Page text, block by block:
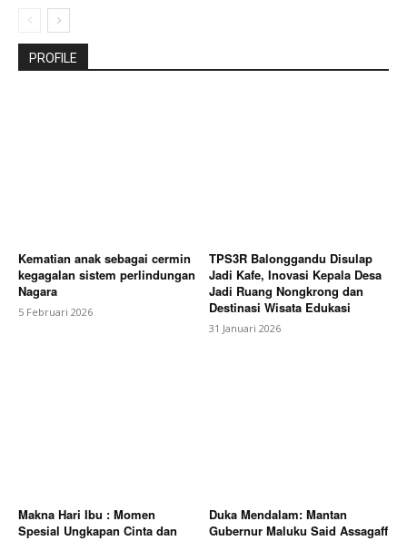
PROFILE
Kematian anak sebagai cermin
kegagalan sistem perlindungan
Nagara
5 Februari 2026
TPS3R Balonggandu Disulap
Jadi Kafe, Inovasi Kepala Desa
Jadi Ruang Nongkrong dan
Destinasi Wisata Edukasi
31 Januari 2026
Makna Hari Ibu : Momen
Spesial Ungkapan Cinta dan
Duka Mendalam: Mantan
Gubernur Maluku Said Assagaff